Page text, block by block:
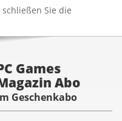
Sie die
Games
Abo
Geschenkabo